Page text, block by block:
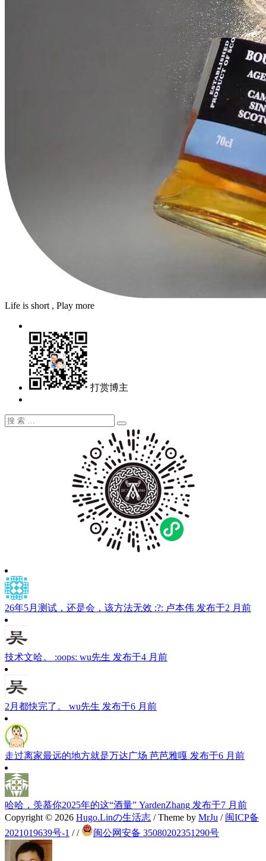
Life is short , Play more
打赏博主
搜
搜
索
26年5月测试，还是会，该方法无效 :?: 卢本伟 发布于2 月前
技术文哈。 :oops: wu先生 发布于4 月前
2月都快完了。 wu先生 发布于6 月前
走过离家最远的地方就是万达广场 芭芭雅嘎 发布于6 月前
哈哈，羡慕你2025年的这“酒量” YardenZhang 发布于7 月前
Copyright © 2026 Hugo.Linの生活志 / Theme by MrJu / 闽ICP备
2021019639号-1 // 闽公网安备 35080202351290号